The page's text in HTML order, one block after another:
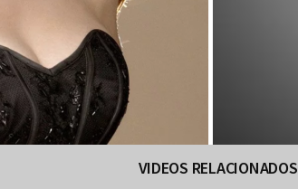
VIDEOS RELACIONADOS